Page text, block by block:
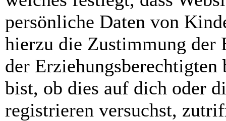
persönliche Daten von
hierzu die Zustimmung der
der
bist, ob dies auf dich oder
registrieren versuchst,